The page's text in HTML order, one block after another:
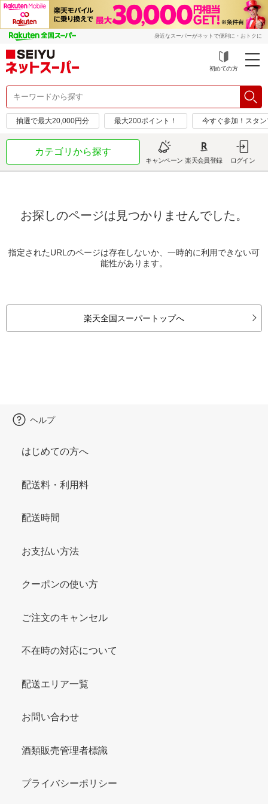
身近なスーパーがネットで便利に・おトクに
初めての方
抽選で最大20,000円分 最大200ポイント！ 今すぐ参加！スタ
カテゴリから探す
キャンペーン 楽天会員登録 ログイン
お探しのページは見つかりませんでした。
指定されたURLのページは存在しないか、一時的に利用できない可
能性があります。
楽天全国スーパートップへ
ヘルプ
はじめての方へ
配送料・利用料
配送時間
お支払い方法
クーポンの使い方
ご注文のキャンセル
不在時の対応について
配送エリア一覧
お問い合わせ
酒類販売管理者標識
プライバシーポリシー